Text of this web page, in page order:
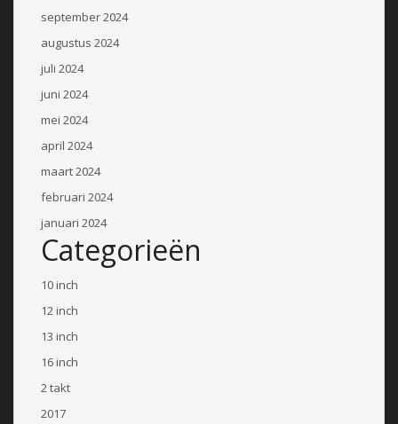
september 2024
augustus 2024
juli 2024
juni 2024
mei 2024
april 2024
maart 2024
februari 2024
januari 2024
Categorieën
10 inch
12 inch
13 inch
16 inch
2 takt
2017